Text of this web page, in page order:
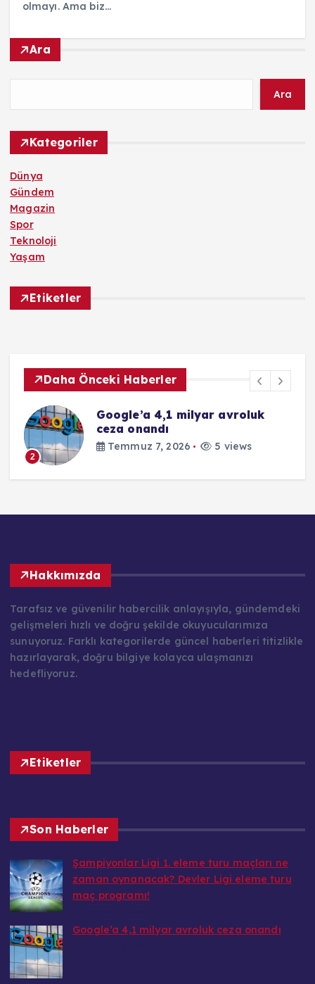
olmayı. Ama biz…
Ara
Ara
Kategoriler
Dünya
Gündem
Magazin
Spor
Teknoloji
Yaşam
Etiketler
Daha Önceki Haberler
2
Google’a 4,1 milyar avroluk
ceza onandı
Temmuz 7, 2026 5 views
Hakkımızda
Tarafsız ve güvenilir habercilik anlayışıyla, gündemdeki
gelişmeleri hızlı ve doğru şekilde okuyucularımıza
sunuyoruz. Farklı kategorilerde güncel haberleri titizlikle
hazırlayarak, doğru bilgiye kolayca ulaşmanızı
hedefliyoruz.
Etiketler
Son Haberler
Şampiyonlar Ligi 1. eleme turu maçları ne
zaman oynanacak? Devler Ligi eleme turu
maç programı!
Google’a 4,1 milyar avroluk ceza onandı